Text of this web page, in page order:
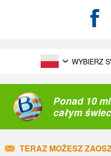
WYBIERZ
Ponad 10
całym
TERAZ MOŻESZ